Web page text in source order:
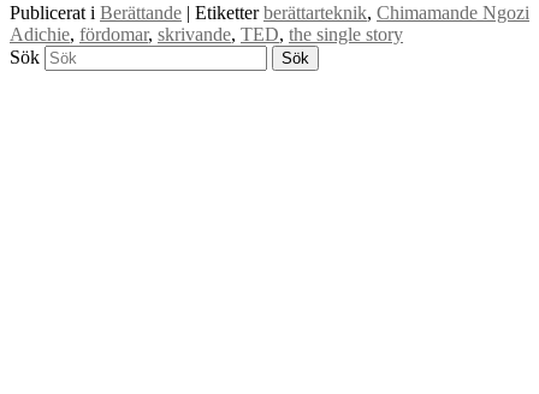
Publicerat i Berättande | Etiketter berättarteknik, Chimamande Ngozi
Adichie, fördomar, skrivande, TED, the single story
Sök